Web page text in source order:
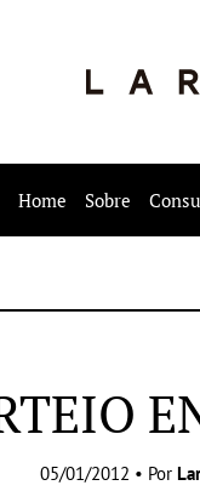
Home Sobre
05/01/2012 • Por